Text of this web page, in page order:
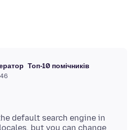
Топ-10 помічників
default search engine in
but you can change